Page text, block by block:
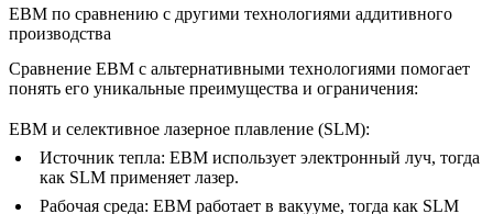
EBM по сравнению с другими технологиями аддитивного
производства
Сравнение EBM с альтернативными технологиями помогает
понять его уникальные преимущества и ограничения:
EBM и селективное лазерное плавление (SLM):
Источник тепла: EBM использует электронный луч, тогда
как SLM применяет лазер.
Рабочая среда: EBM работает в вакууме, тогда как SLM